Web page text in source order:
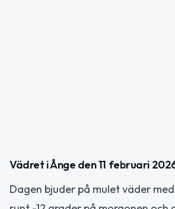
Vädret i Ånge den 11 februari
Dagen bjuder på mulet väder